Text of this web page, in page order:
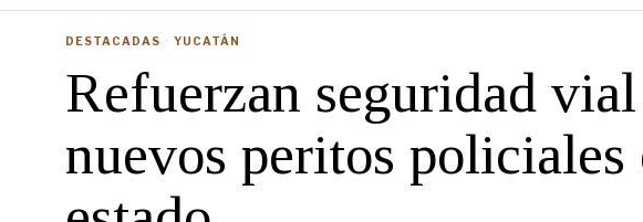
DESTACADAS · YUCATÁN
Refuerzan seguridad
nuevos peritos policiales